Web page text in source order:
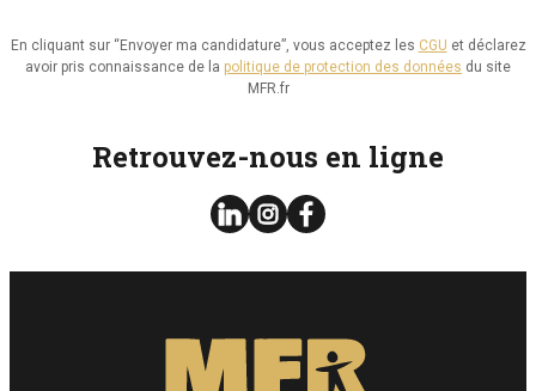
Vous pouvez consulter le site de la CNIL.fr ou
Vous pouvez exercer les droits ci-dessus présentés en contactant notre
délégué à la protection des données à l’adresse dpo@mfr.asso.fr
En cliquant sur “Envoyer ma candidature”, vous acceptez les CGU et déclarez
avoir pris connaissance de la politique de protection des données du site
MFR.fr
Retrouvez-nous en ligne